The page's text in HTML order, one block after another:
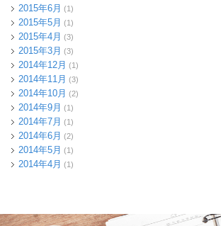
2015年6月 (1)
2015年5月 (1)
2015年4月 (3)
2015年3月 (3)
2014年12月 (1)
2014年11月 (3)
2014年10月 (2)
2014年9月 (1)
2014年7月 (1)
2014年6月 (2)
2014年5月 (1)
2014年4月 (1)